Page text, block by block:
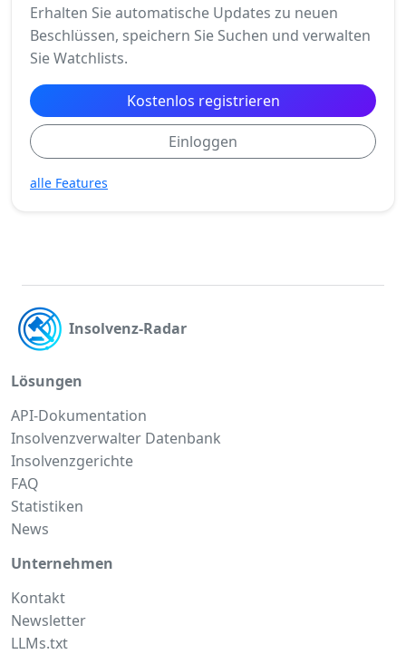
Erhalten Sie automatische Updates zu neuen
Beschlüssen, speichern Sie Suchen und verwalten
Sie Watchlists.
Kostenlos registrieren
Einloggen
alle Features
Insolvenz-Radar
Lösungen
API-Dokumentation
Insolvenzverwalter Datenbank
Insolvenzgerichte
FAQ
Statistiken
News
Unternehmen
Kontakt
Newsletter
LLMs.txt